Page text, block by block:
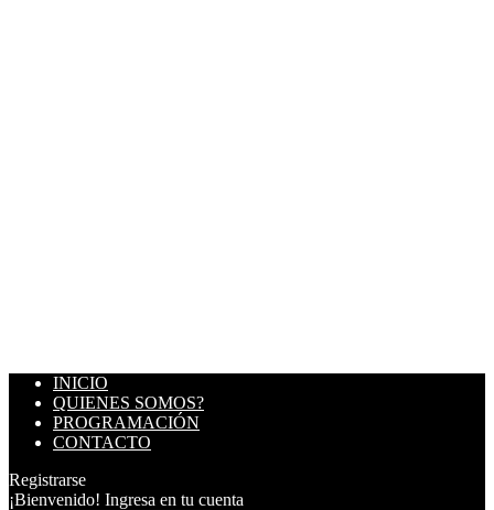
INICIO
QUIENES SOMOS?
PROGRAMACIÓN
CONTACTO
Registrarse
¡Bienvenido! Ingresa en tu cuenta